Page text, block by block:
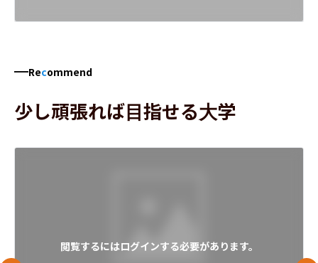
Recommend
少し頑張れば目指せる大学
閲覧するにはログインする必要があります。